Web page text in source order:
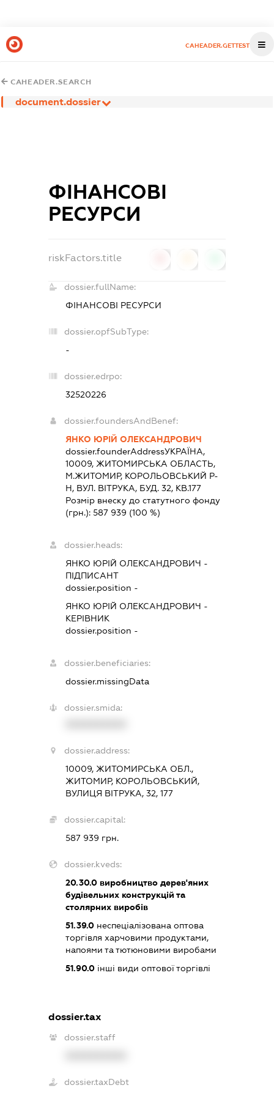
CAHEADER.GETTEST
CAHEADER.SEARCH
document.dossier
ФІНАНСОВІ
РЕСУРСИ
riskFactors.title
dossier.fullName:
ФІНАНСОВІ РЕСУРСИ
dossier.opfSubType:
-
dossier.edrpo:
32520226
dossier.foundersAndBenef:
ЯНКО ЮРІЙ ОЛЕКСАНДРОВИЧ
dossier.founderAddressУКРАЇНА,
10009, ЖИТОМИРСЬКА ОБЛАСТЬ,
М.ЖИТОМИР, КОРОЛЬОВСЬКИЙ Р-
Н, ВУЛ. ВІТРУКА, БУД. 32, КВ.177
Розмір внеску до статутного фонду
(грн.): 587 939 (100 %)
dossier.heads:
ЯНКО ЮРІЙ ОЛЕКСАНДРОВИЧ -
ПІДПИСАНТ
dossier.position -
ЯНКО ЮРІЙ ОЛЕКСАНДРОВИЧ -
КЕРІВНИК
dossier.position -
dossier.beneficiaries:
dossier.missingData
dossier.smida:
dossier.address:
10009, ЖИТОМИРСЬКА ОБЛ.,
ЖИТОМИР, КОРОЛЬОВСЬКИЙ,
ВУЛИЦЯ ВІТРУКА, 32, 177
dossier.capital:
587 939 грн.
dossier.kveds:
20.30.0виробництво дерев'яних
будівельних конструкцій та
столярних виробів
51.39.0неспеціалізована оптова
торгівля харчовими продуктами,
напоями та тютюновими виробами
51.90.0інші види оптової торгівлі
dossier.tax
dossier.staff
dossier.taxDebt